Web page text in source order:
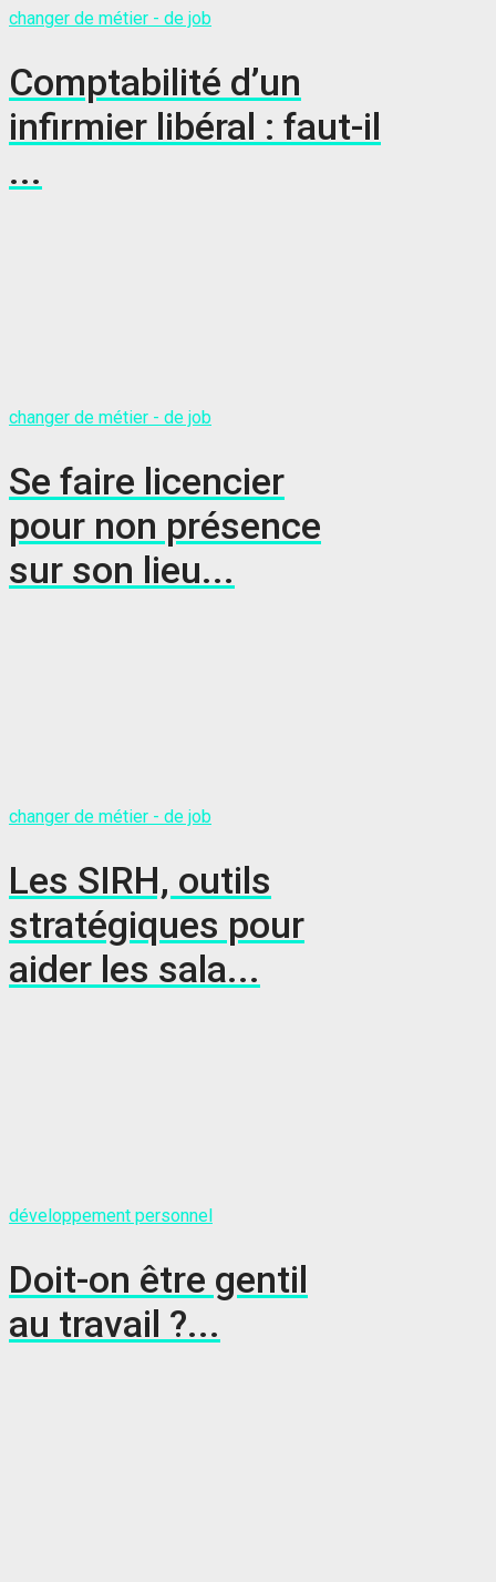
changer de métier - de job
Comptabilité d’un
infirmier libéral : faut-il
...
changer de métier - de job
Se faire licencier
pour non présence
sur son lieu...
changer de métier - de job
Les SIRH, outils
stratégiques pour
aider les sala...
développement personnel
Doit-on être gentil
au travail ?...